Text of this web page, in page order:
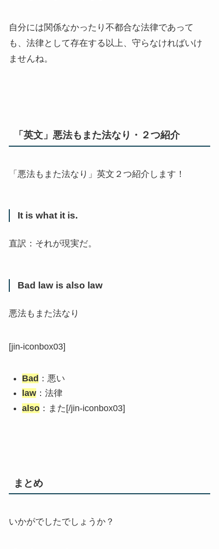
自分には関係なかったり不都合な法律であって
も、法律として存在する以上、守らなければいけ
ませんね。
「英文」悪法もまた法なり・２つ紹介
「悪法もまた法なり」英文２つ紹介します！
It is what it is.
直訳：それが現実だ。
Bad law is also law
悪法もまた法なり
[jin-iconbox03]
Bad ：悪い
law：法律
also：また[/jin-iconbox03]
まとめ
いかがでしたでしょうか？